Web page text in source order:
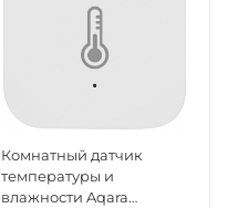
Комнатный датчик
температуры и
влажности Aqara